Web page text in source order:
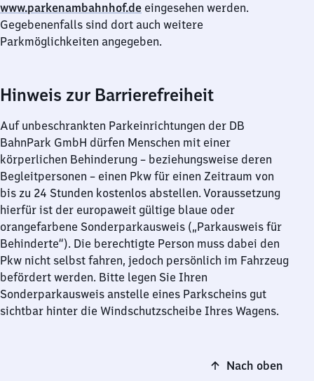
www.parkenambahnhof.de eingesehen werden.
Gegebenenfalls sind dort auch weitere
Parkmöglichkeiten angegeben.
Hinweis zur Barrierefreiheit
Auf unbeschrankten Parkeinrichtungen der DB
BahnPark GmbH dürfen Menschen mit einer
körperlichen Behinderung – beziehungsweise deren
Begleitpersonen – einen Pkw für einen Zeitraum von
bis zu 24 Stunden kostenlos abstellen. Voraussetzung
hierfür ist der europaweit gültige blaue oder
orangefarbene Sonderparkausweis („Parkausweis für
Behinderte“). Die berechtigte Person muss dabei den
Pkw nicht selbst fahren, jedoch persönlich im Fahrzeug
befördert werden. Bitte legen Sie Ihren
Sonderparkausweis anstelle eines Parkscheins gut
sichtbar hinter die Windschutzscheibe Ihres Wagens.
Nach oben